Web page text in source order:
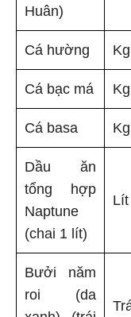
Huân)
Cá hường Kg
Cá bạc má Kg
Cá basa Kg
Dầu ăn
tổng hợp
Naptune
(chai 1 lít)
Lít
Bưởi năm
roi (da